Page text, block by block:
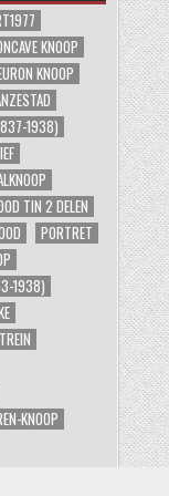
KNOOP
KNOOP
1938)
TIN 2 DELEN
PORTRET
1938)
KNOOP